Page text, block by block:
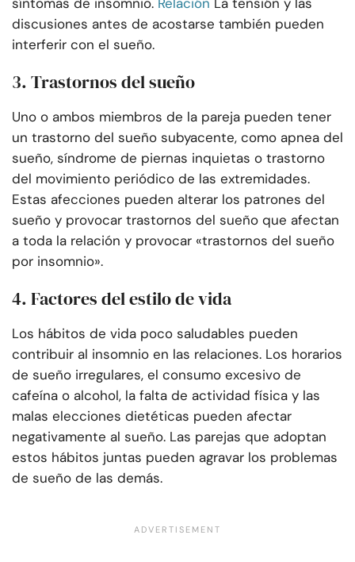
discusiones antes de acostarse también pueden
interferir con el sueño.
3. Trastornos del sueño
Uno o ambos miembros de la pareja pueden tener
un trastorno del sueño subyacente, como apnea del
sueño, síndrome de piernas inquietas o trastorno
del movimiento periódico de las extremidades.
Estas afecciones pueden alterar los patrones del
sueño y provocar trastornos del sueño que afectan
a toda la relación y provocar «trastornos del sueño
por insomnio».
4. Factores del estilo de vida
Los hábitos de vida poco saludables pueden
contribuir al insomnio en las relaciones. Los horarios
de sueño irregulares, el consumo excesivo de
cafeína o alcohol, la falta de actividad física y las
malas elecciones dietéticas pueden afectar
negativamente al sueño. Las parejas que adoptan
estos hábitos juntas pueden agravar los problemas
de sueño de las demás.